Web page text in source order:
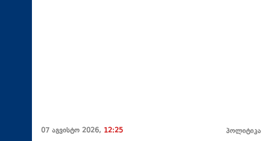
07 აგვისტო 2026, 12:25 პოლიტიკა